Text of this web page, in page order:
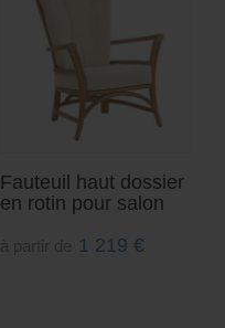
Fauteuil haut dossier
en rotin pour salon
1 219 €